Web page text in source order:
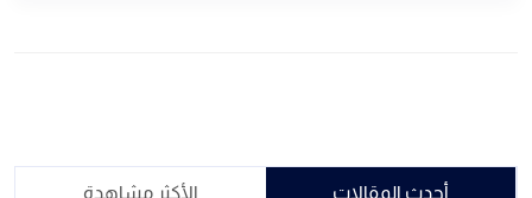
أحدث المقالات الأكثر مشاهدة